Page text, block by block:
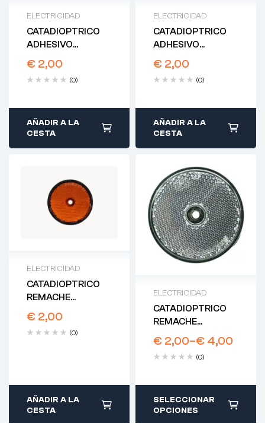
ELECTRICIDAD
CATADIOPTRICO
ADHESIVO
RECTANGULAR
AMBAR
€ 2,00
(0)
AÑADIR A LA
CESTA
ELECTRICIDAD
CATADIOPTRICO
ADHESIVO
RECTANGULAR
BLANCO
€ 2,00
(0)
AÑADIR A LA
CESTA
ELECTRICIDAD
CATADIOPTRICO
REMACHE
REDONDO AMBAR
60MM
€ 2,00
(0)
AÑADIR A LA
CESTA
ELECTRICIDAD
CATADIOPTRICO
REMACHE
REDONDO BLANCO
€ 2,00–€ 4,00
(0)
SELECCIONAR
OPCIONES